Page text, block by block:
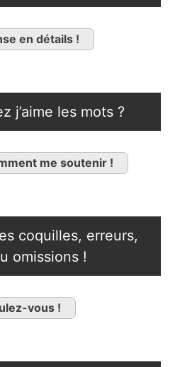
en détails !
j’aime les mots ?
me soutenir !
coquilles, erreurs,
omissions !
vous !